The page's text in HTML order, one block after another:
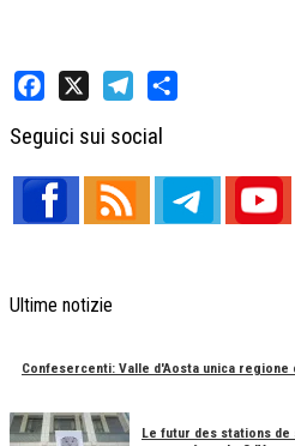
Seguici sui social
Ultime notizie
Confesercenti: Valle d'Aosta unica regione
Le futur des stations